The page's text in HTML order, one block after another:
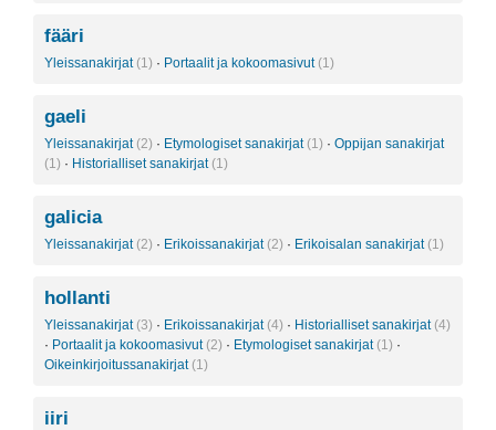
fääri
Yleissanakirjat (1) · Portaalit ja kokoomasivut (1)
gaeli
Yleissanakirjat (2) · Etymologiset sanakirjat (1) · Oppijan sanakirjat
(1) · Historialliset sanakirjat (1)
galicia
Yleissanakirjat (2) · Erikoissanakirjat (2) · Erikoisalan sanakirjat (1)
hollanti
Yleissanakirjat (3) · Erikoissanakirjat (4) · Historialliset sanakirjat (4)
· Portaalit ja kokoomasivut (2) · Etymologiset sanakirjat (1) ·
Oikeinkirjoitussanakirjat (1)
iiri